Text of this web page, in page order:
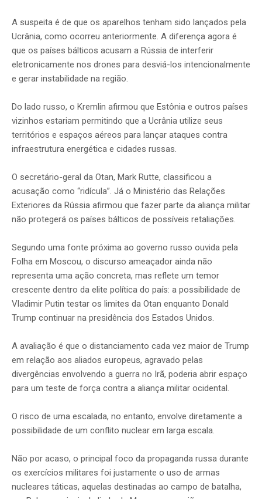
A suspeita é de que os aparelhos tenham sido lançados pela
Ucrânia, como ocorreu anteriormente. A diferença agora é
que os países bálticos acusam a Rússia de interferir
eletronicamente nos drones para desviá-los intencionalmente
e gerar instabilidade na região.
Do lado russo, o Kremlin afirmou que Estônia e outros países
vizinhos estariam permitindo que a Ucrânia utilize seus
territórios e espaços aéreos para lançar ataques contra
infraestrutura energética e cidades russas.
O secretário-geral da Otan, Mark Rutte, classificou a
acusação como “ridícula”. Já o Ministério das Relações
Exteriores da Rússia afirmou que fazer parte da aliança militar
não protegerá os países bálticos de possíveis retaliações.
Segundo uma fonte próxima ao governo russo ouvida pela
Folha em Moscou, o discurso ameaçador ainda não
representa uma ação concreta, mas reflete um temor
crescente dentro da elite política do país: a possibilidade de
Vladimir Putin testar os limites da Otan enquanto Donald
Trump continuar na presidência dos Estados Unidos.
A avaliação é que o distanciamento cada vez maior de Trump
em relação aos aliados europeus, agravado pelas
divergências envolvendo a guerra no Irã, poderia abrir espaço
para um teste de força contra a aliança militar ocidental.
O risco de uma escalada, no entanto, envolve diretamente a
possibilidade de um conflito nuclear em larga escala.
Não por acaso, o principal foco da propaganda russa durante
os exercícios militares foi justamente o uso de armas
nucleares táticas, aquelas destinadas ao campo de batalha,